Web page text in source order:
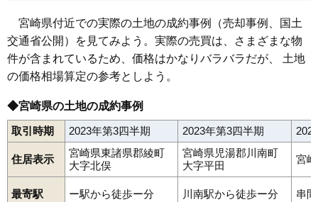
宮崎県付近での実際の土地の成約事例（売却事例、国土
交通省公開）を見てみよう。実際の売買は、さまざまな物
件が含まれているため、価格はかなりバラバラだが、 土地
の価格相場算定の参考としよう。
◆宮崎県の土地の成約事例
取引時期 2023年第3四半期 2023年第3四半期
住居表示
宮崎県東諸県郡綾町
大字北俣
宮崎県児湯郡川南町
大字平田
宮
最寄駅 ー駅から徒歩ー分 川南駅から徒歩ー分 串